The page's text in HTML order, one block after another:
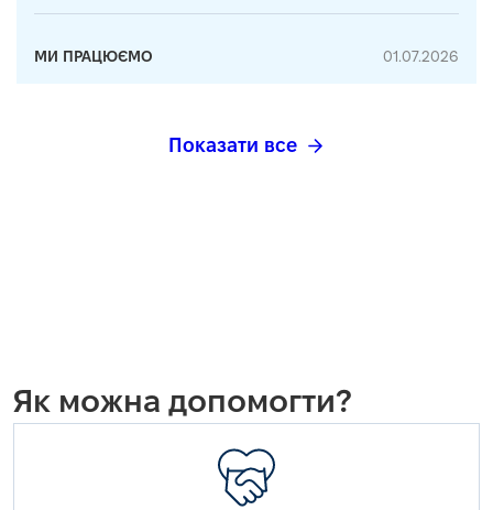
МИ ПРАЦЮЄМО 01.07.2026
Показати все
Як можна допомогти?